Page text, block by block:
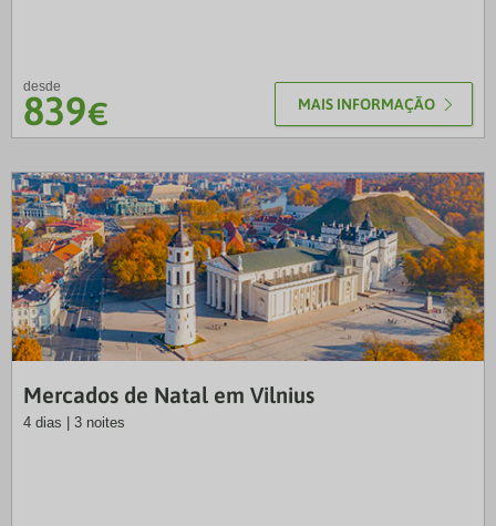
desde
839€ MAIS INFORMAÇÃO
Mercados de Natal em Vilnius
4 dias | 3 noites